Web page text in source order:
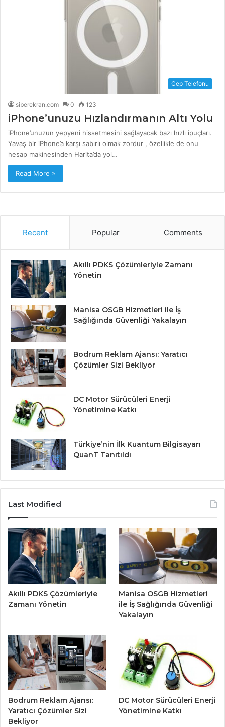
Cep Telefonu
siberekran.com 0 123
iPhone’unuzu Hızlandırmanın Altı Yolu
iPhone’unuzun yepyeni hissetmesini sağlayacak bazı hızlı ipuçları.
Yavaş bir iPhone’a karşı sabırlı olmak zordur , özellikle de onu
hesap makinesinden Harita’da yol…
Read More »
Recent Popular Comments
Akıllı PDKS Çözümleriyle Zamanı
Yönetin
Manisa OSGB Hizmetleri ile İş
Sağlığında Güvenliği Yakalayın
Bodrum Reklam Ajansı: Yaratıcı
Çözümler Sizi Bekliyor
DC Motor Sürücüleri Enerji
Yönetimine Katkı
Türkiye’nin İlk Kuantum Bilgisayarı
QuanT Tanıtıldı
Last Modified
Akıllı PDKS Çözümleriyle
Zamanı Yönetin
Manisa OSGB Hizmetleri
ile İş Sağlığında Güvenliği
Yakalayın
Bodrum Reklam Ajansı:
Yaratıcı Çözümler Sizi
Bekliyor
DC Motor Sürücüleri Enerji
Yönetimine Katkı